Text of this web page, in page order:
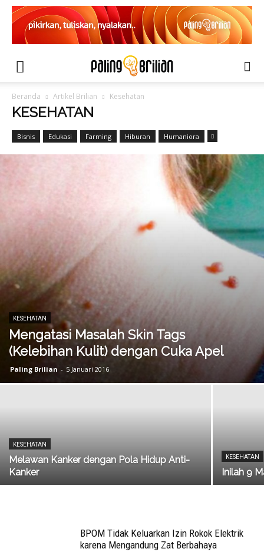
Beranda Artikel Brilian Kesehatan
KESEHATAN
Bisnis Edukasi Farming Hiburan Humaniora
KESEHATAN
Mengatasi Masalah Skin Tags
(Kelebihan Kulit) dengan Cuka Apel
Paling Brilian - 5 Januari 2016
KESEHATAN
Melawan Kanker dengan Pola Hidup Anti-
Kanker
KESEHATAN
Inilah 9
BPOM Tidak Keluarkan Izin Rokok Elektrik
karena Mengandung Zat Berbahaya